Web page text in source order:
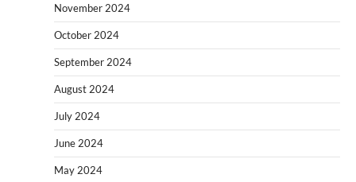
November 2024
October 2024
September 2024
August 2024
July 2024
June 2024
May 2024